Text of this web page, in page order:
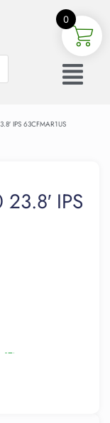
IPS 63CFMAR1US
IPS
0